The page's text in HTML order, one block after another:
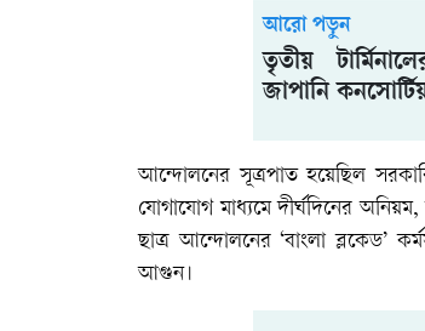
আরো পড়ুন
তৃতীয়
জাপানি
আন্দোলনের সূত্রপাত হয়েছিল
যোগাযোগ মাধ্যমে দীর্ঘদিনের
ছাত্র আন্দোলনের ‘বাংলা ব্লকেড’
আগুন।